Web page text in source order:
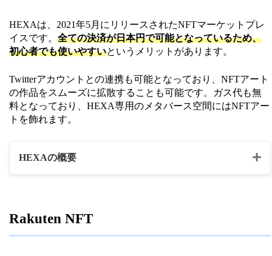
・写真
・動画
決済通貨
ラップドイーサリアム（WET
H）
ウォレット
HEXAは、2021年5月にリリースされたNFTマーケットプレ
イスです。 全ての決済が日本円で可能となっているため、
初心者でも使いやすいというメリットがあります。
Twitterアカウントとの連携も可能となっており、NFTアート
の作品をスムーズに拡散することも可能です。ガス代も無
料となっており、HEXA専用のメタバース空間にはNFTアー
トを飾れます。
HEXAの概要
Rakuten NFT